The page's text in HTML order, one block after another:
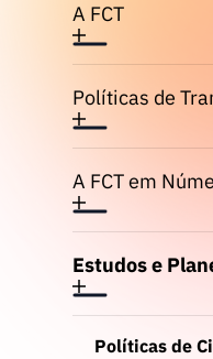
A FCT
Políticas de
A FCT em
Estudos e
Políticas de